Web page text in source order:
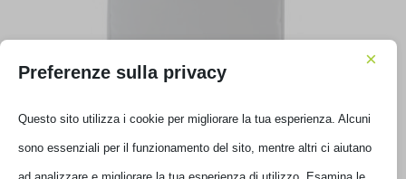
BDA1314-BK
Preferenze sulla privacy
×
Questo sito utilizza i cookie per migliorare la tua esperienza. Alcuni
sono essenziali per il funzionamento del sito, mentre altri ci aiutano
ad analizzare e migliorare la tua esperienza di utilizzo. Esamina le